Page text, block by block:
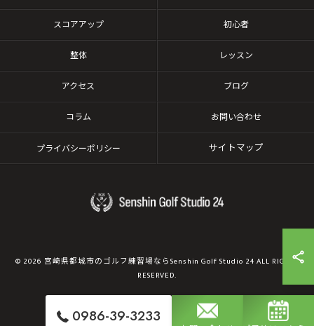
0986-39-3233
スコアアップ 初心者
整体 レッスン
アクセス ブログ
コラム お問い合わせ
プライバシーポリシー サイトマップ
© 2026 宮崎県都城市のゴルフ練習場ならSenshin Golf Studio 24 ALL RIGHTS
RESERVED.